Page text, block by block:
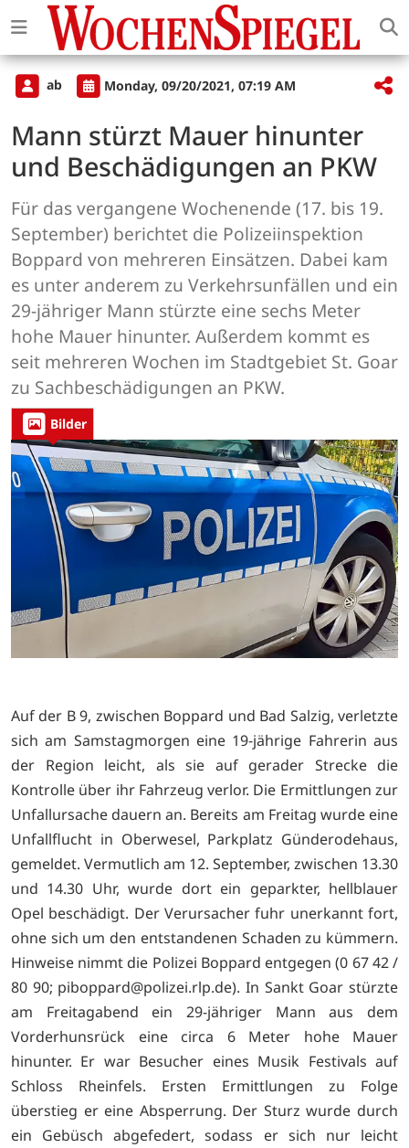
ab Monday, 09/20/2021, 07:19 AM
Mann stürzt Mauer hinunter
und Beschädigungen an PKW
Für das vergangene Wochenende (17. bis 19.
September) berichtet die Polizeiinspektion
Boppard von mehreren Einsätzen. Dabei kam
es unter anderem zu Verkehrsunfällen und ein
29-jähriger Mann stürzte eine sechs Meter
hohe Mauer hinunter. Außerdem kommt es
seit mehreren Wochen im Stadtgebiet St. Goar
zu Sachbeschädigungen an PKW.
Bilder
Auf der B 9, zwischen Boppard und Bad Salzig, verletzte
sich am Samstagmorgen eine 19-jährige Fahrerin aus
der Region leicht, als sie auf gerader Strecke die
Kontrolle über ihr Fahrzeug verlor. Die Ermittlungen zur
Unfallursache dauern an. Bereits am Freitag wurde eine
Unfallflucht in Oberwesel, Parkplatz Günderodehaus,
gemeldet. Vermutlich am 12. September, zwischen 13.30
und 14.30 Uhr, wurde dort ein geparkter, hellblauer
Opel beschädigt. Der Verursacher fuhr unerkannt fort,
ohne sich um den entstandenen Schaden zu kümmern.
Hinweise nimmt die Polizei Boppard entgegen (0 67 42 /
80 90; piboppard@polizei.rlp.de). In Sankt Goar stürzte
am Freitagabend ein 29-jähriger Mann aus dem
Vorderhunsrück eine circa 6 Meter hohe Mauer
hinunter. Er war Besucher eines Musik Festivals auf
Schloss Rheinfels. Ersten Ermittlungen zu Folge
überstieg er eine Absperrung. Der Sturz wurde durch
ein Gebüsch abgefedert, sodass er sich nur leicht